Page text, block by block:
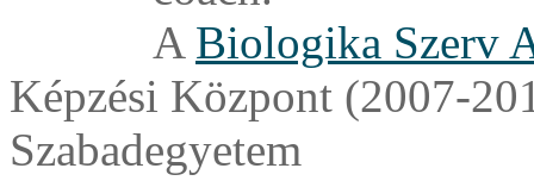
A Biologika Szerv
Képzési Központ (2007-
Szabadegyetem